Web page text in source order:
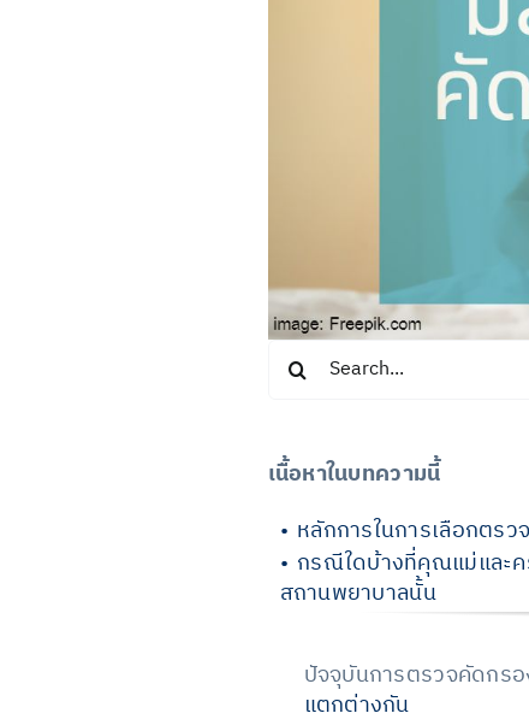
Search
for:
เนื้อหาในบทความนี้
หลักการในการเลือกตร
กรณีใดบ้างที่คุณแม่และค
สถานพยาบาลนั้น
ปัจจุบันการตรวจคัดกรอ
แตกต่างกัน